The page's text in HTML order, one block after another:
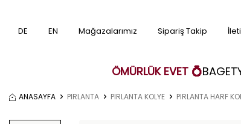
DE EN Mağazalarımız Sipariş Takip
ÖMÜRLÜK EVET 💍BAGET
ANASAYFA PIRLANTA PIRLANTA KOLYE PIRLANTA HARF